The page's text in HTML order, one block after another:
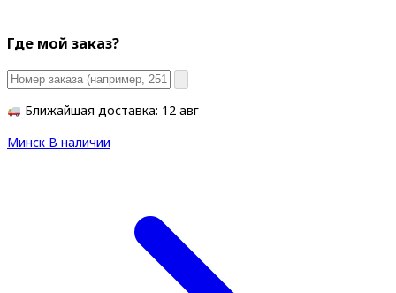
Где мой заказ?
Ближайшая доставка: 12 авг
Минск В наличии